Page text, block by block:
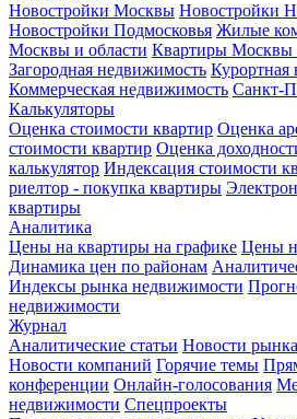
Новостройки Москвы Новостройки
Новостройки Подмосковья Жилые
Москвы и области Квартиры Москвы
Загородная недвижимость Курортная
Коммерческая недвижимость Санкт-
Калькуляторы
Оценка стоимости квартир Оценка
стоимости квартир Оценка
калькулятор Индексация стоимости
риелтор - покупка квартиры
квартиры
Аналитика
Цены на квартиры на графике Цены
Динамика цен по районам
Индексы рынка недвижимости
недвижимости
Журнал
Аналитические статьи Новости
Новости компаний Горячие темы
конференции Онлайн-голосования
недвижимости Спецпроекты